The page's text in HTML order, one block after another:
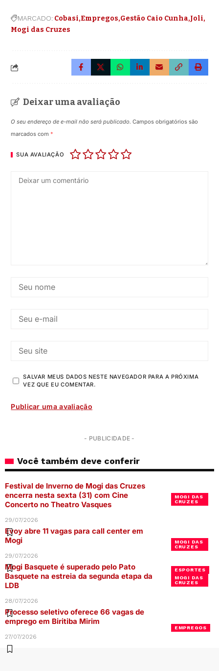
MARCADO: Cobasi Empregos Gestão Caio Cunha Joli
Mogi das Cruzes
Deixar uma avaliação
O seu endereço de e-mail não será publicado. Campos obrigatórios são
marcados com*
SUA AVALIAÇÃO
SALVAR MEUS DADOS NESTE NAVEGADOR PARA A PRÓXIMA
VEZ QUE EU COMENTAR.
- PUBLICIDADE -
Você também deve conferir
MOGI DAS
CRUZES
Festival de Inverno de Mogi das Cruzes
encerra nesta sexta (31) com Cine
Concerto no Theatro Vasques
29/07/2026
MOGI DAS
CRUZES
Evoy abre 11 vagas para call center em
Mogi
29/07/2026
ESPORTES
MOGI DAS
CRUZES
Mogi Basquete é superado pelo Pato
Basquete na estreia da segunda etapa da
LDB
28/07/2026
EMPREGOS
Processo seletivo oferece 66 vagas de
emprego em Biritiba Mirim
27/07/2026